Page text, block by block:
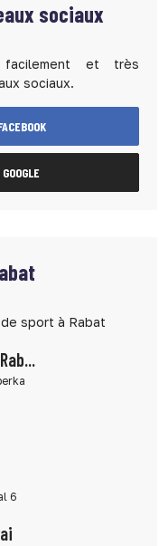
sociaux
et très
sociaux.
sport à Rabat
6